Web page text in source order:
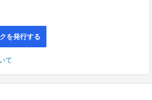
を発行する
て